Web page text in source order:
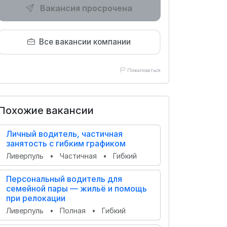
Вакансия просрочена
Все вакансии компании
Пожаловаться
вакансии
Личный водитель, частичная
занятость с гибким графиком
Ливерпуль • Частичная • Гибкий
Персональный водитель для
семейной пары — жильё и помощь
при релокации
Ливерпуль • Полная • Гибкий